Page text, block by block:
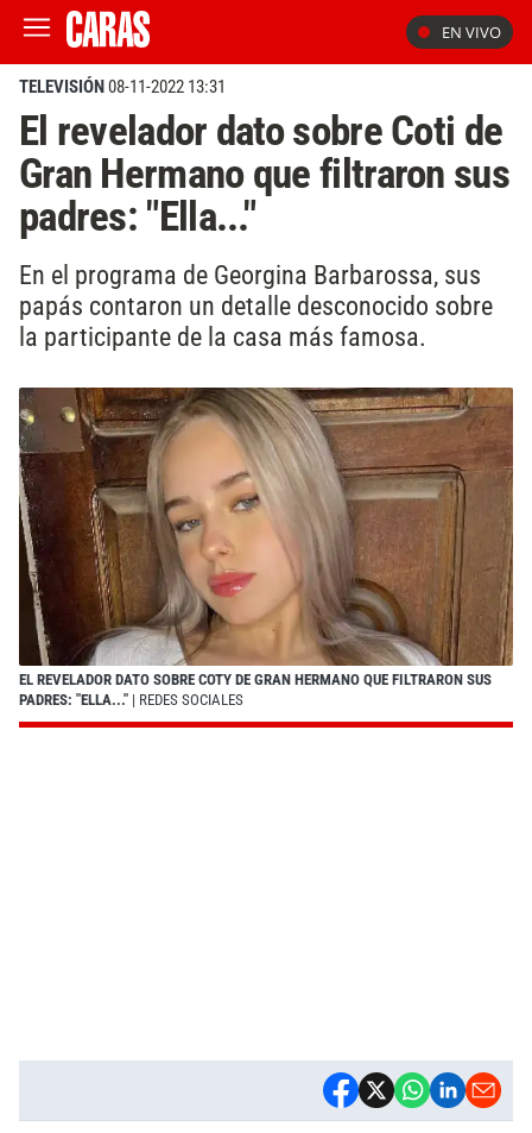
EN VIVO
TELEVISIÓN08-11-2022 13:31
El revelador dato sobre Coti de
Gran Hermano que filtraron sus
padres: "Ella..."
En el programa de Georgina Barbarossa, sus
papás contaron un detalle desconocido sobre
la participante de la casa más famosa.
EL REVELADOR DATO SOBRE COTY DE GRAN HERMANO QUE FILTRARON SUS
PADRES: "ELLA..." | REDES SOCIALES